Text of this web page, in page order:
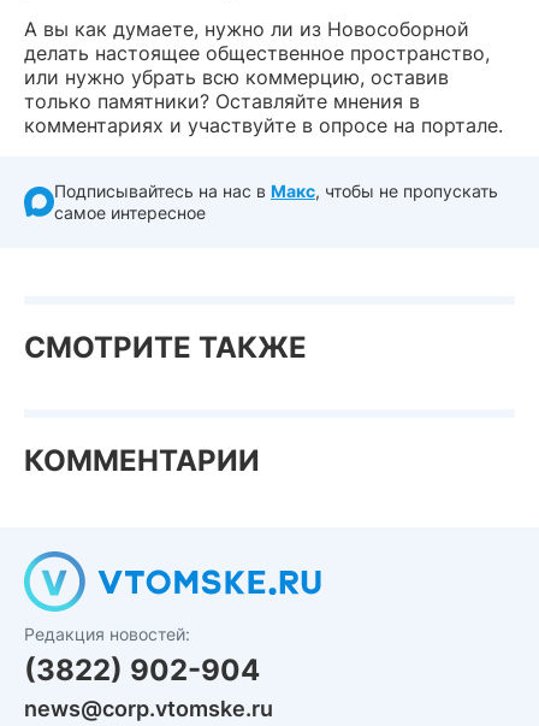
А вы как думаете, нужно ли из Новособорной
делать настоящее общественное пространство,
или нужно убрать всю коммерцию, оставив
только памятники? Оставляйте мнения в
комментариях и участвуйте в опросе на портале.
Подписывайтесь на нас в Макс, чтобы не пропускать
самое интересное
СМОТРИТЕ ТАКЖЕ
КОММЕНТАРИИ
Редакция новостей:
(3822) 902-904
news@corp.vtomske.ru